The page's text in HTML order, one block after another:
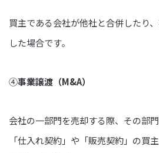
買主である会社が他社と合併したり
した場合です。
④事業譲渡（M&A）
会社の一部門を売却する際、その部
「仕入れ契約」や「販売契約」の買